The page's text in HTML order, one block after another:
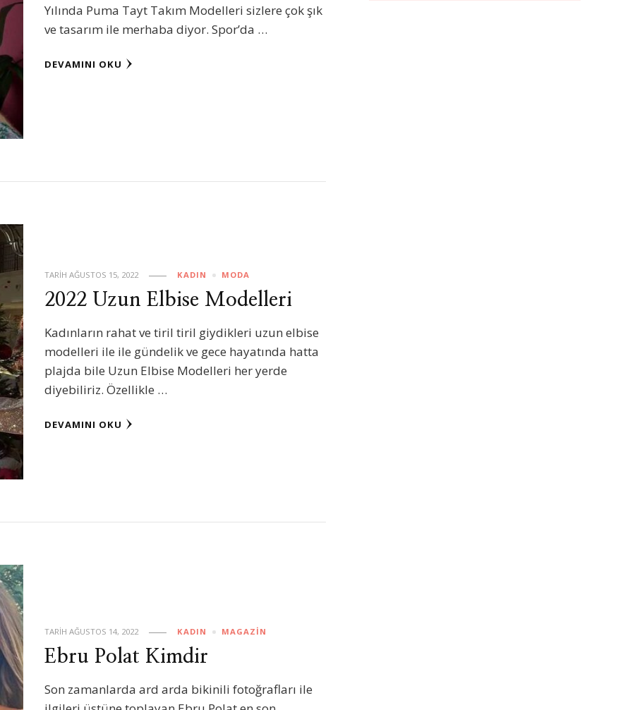
Yılında Puma Tayt Takım Modelleri sizlere çok şık
ve tasarım ile merhaba diyor. Spor’da …
DEVAMINI OKU
TARIHAĞUSTOS 15, 2022 KADIN MODA
2022 Uzun Elbise Modelleri
Kadınların rahat ve tiril tiril giydikleri uzun elbise
modelleri ile ile gündelik ve gece hayatında hatta
plajda bile Uzun Elbise Modelleri her yerde
diyebiliriz. Özellikle …
DEVAMINI OKU
TARIHAĞUSTOS 14, 2022 KADIN MAGAZIN
Ebru Polat Kimdir
Son zamanlarda ard arda bikinili fotoğrafları ile